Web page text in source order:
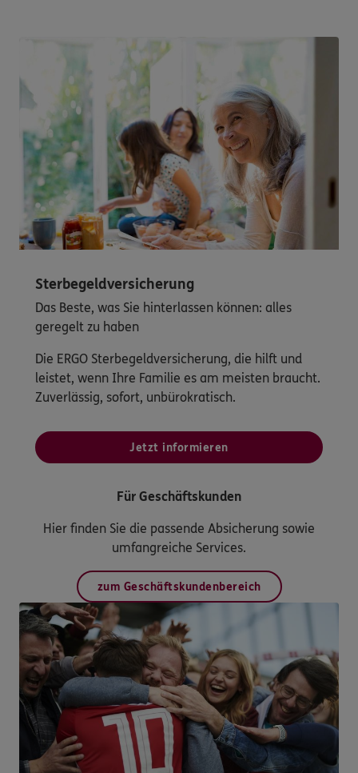
Sterbegeldversicherung
Das Beste, was Sie hinterlassen können: alles
geregelt zu haben
Die ERGO Sterbegeldversicherung, die hilft und
leistet, wenn Ihre Familie es am meisten braucht.
Zuverlässig, sofort, unbürokratisch.
Jetzt informieren
Für Geschäftskunden
Hier finden Sie die passende Absicherung sowie
umfangreiche Services.
zum Geschäftskundenbereich